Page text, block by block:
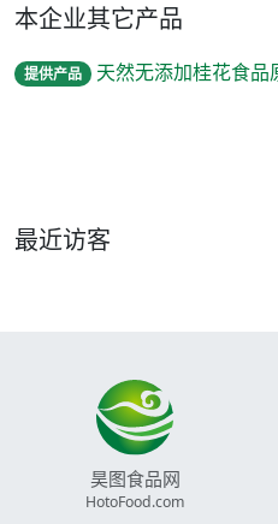
本企业其它产品
提供产品 天然无添加桂花食品原料
最近访客
昊图食品网
HotoFood.com